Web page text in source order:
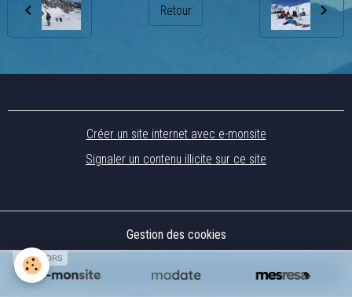
Retour
Créer un site internet avec e-monsite
Signaler un contenu illicite sur ce site
Gestion des cookies
SPONSORS